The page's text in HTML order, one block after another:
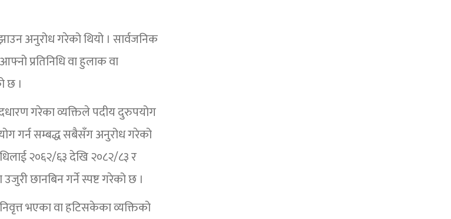
अनुरोध गरेको थियो । सार्वजनिक
प्रतिनिधि वा हुलाक वा
छ ।
गरेका व्यक्तिले पदीय दुरुपयोग
गर्न सम्बद्ध सबैसँग अनुरोध गरेको
२०६२/६३ देखि २०८२/८३ र
छानबिन गर्ने स्पष्ट गरेको छ ।
भएका वा हटिसकेका व्यक्तिको